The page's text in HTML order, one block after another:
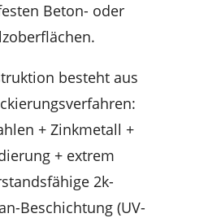
Beton- oder
besteht aus
+ Zinkmetall +
+ extrem
2k-
Beschichtung (UV-